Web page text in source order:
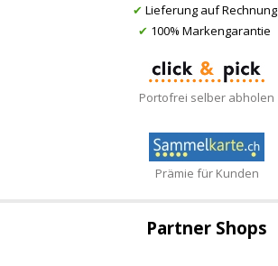
✔ Lieferung auf Rechnung
✔ 100% Markengarantie
Portofrei selber abholen
Prämie für Kunden
Partner Shops